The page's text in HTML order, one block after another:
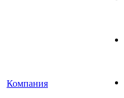
Компания